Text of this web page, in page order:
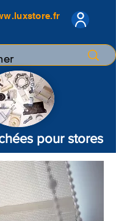
pour stores